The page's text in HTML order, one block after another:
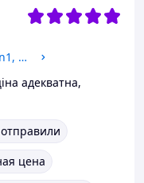
Подсумок-противовес на шлем Gen1, SOF Multicam USA, тактический, для балансировки ПНВ,
адекватна,
цена